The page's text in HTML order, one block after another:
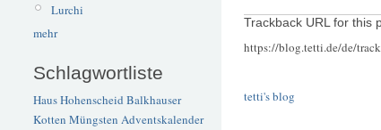
Lurchi
mehr
Schlagwortliste
Haus Hohenscheid Balkhauser
Kotten Müngsten Adventskalender
Trackback URL for this
https://blog.tetti.de/de/
tetti's blog